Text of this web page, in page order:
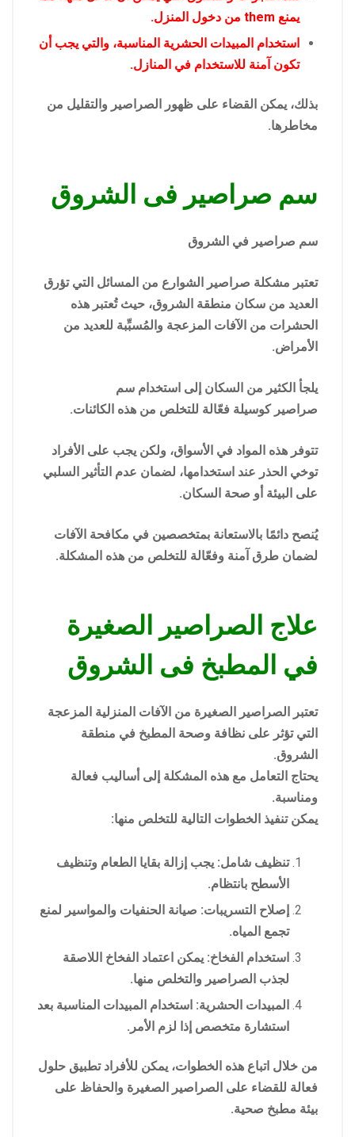
يمنع them من دخول المنزل.
استخدام المبيدات الحشرية المناسبة، والتي يجب أن
تكون آمنة للاستخدام في المنازل.
بذلك، يمكن القضاء على ظهور الصراصير والتقليل من
مخاطرها.
سم صراصير فى الشروق
سم صراصير في الشروق
تعتبر مشكلة صراصير الشوارع من المسائل التي تؤرق
العديد من سكان منطقة الشروق، حيث تُعتبر هذه
الحشرات من الآفات المزعجة والمُسبِّبة للعديد من
الأمراض.
يلجأ الكثير من السكان إلى استخدام سم
صراصير كوسيلة فعّالة للتخلص من هذه الكائنات.
تتوفر هذه المواد في الأسواق، ولكن يجب على الأفراد
توخي الحذر عند استخدامها، لضمان عدم التأثير السلبي
على البيئة أو صحة السكان.
يُنصح دائمًا بالاستعانة بمتخصصين في مكافحة الآفات
لضمان طرق آمنة وفعّالة للتخلص من هذه المشكلة.
علاج الصراصير الصغيرة
في المطبخ فى الشروق
تعتبر الصراصير الصغيرة من الآفات المنزلية المزعجة
التي تؤثر على نظافة وصحة المطبخ في منطقة
الشروق.
يحتاج التعامل مع هذه المشكلة إلى أساليب فعالة
ومناسبة.
يمكن تنفيذ الخطوات التالية للتخلص منها:
تنظيف شامل: يجب إزالة بقايا الطعام وتنظيف
الأسطح بانتظام.
إصلاح التسريبات: صيانة الحنفيات والمواسير لمنع
تجمع المياه.
استخدام الفخاخ: يمكن اعتماد الفخاخ اللاصقة
لجذب الصراصير والتخلص منها.
المبيدات الحشرية: استخدام المبيدات المناسبة بعد
استشارة متخصص إذا لزم الأمر.
من خلال اتباع هذه الخطوات، يمكن للأفراد تطبيق حلول
فعالة للقضاء على الصراصير الصغيرة والحفاظ على
بيئة مطبخ صحية.